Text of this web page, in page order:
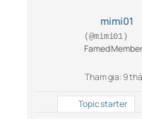
mimi01
(@mimi01)
Famed Member
Tham gia: 9
Topic starter